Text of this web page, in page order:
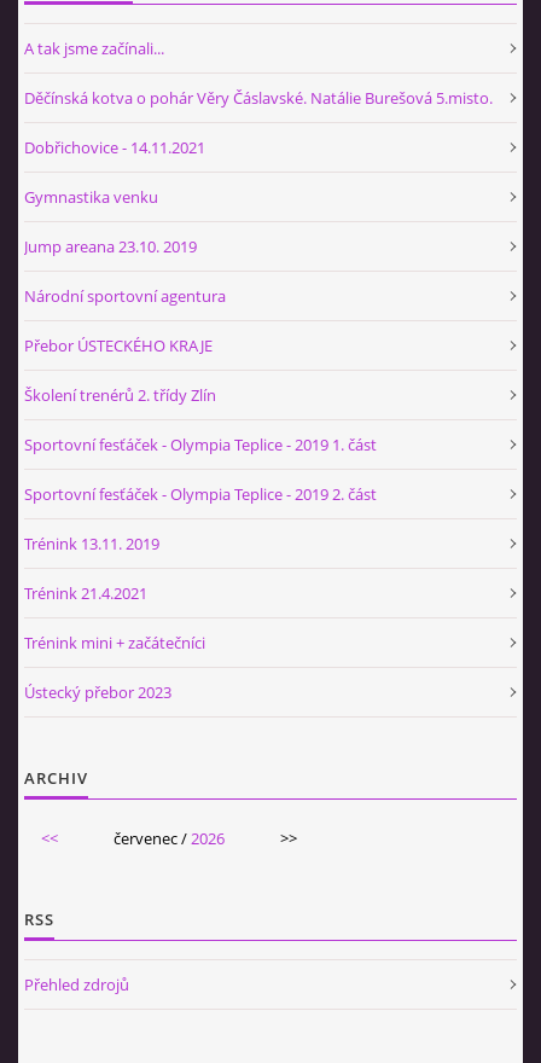
A tak jsme začínali...
Děčínská kotva o pohár Věry Čáslavské. Natálie Burešová 5.misto.
Dobřichovice - 14.11.2021
Gymnastika venku
Jump areana 23.10. 2019
Národní sportovní agentura
Přebor ÚSTECKÉHO KRAJE
Školení trenérů 2. třídy Zlín
Sportovní fesťáček - Olympia Teplice - 2019 1. část
Sportovní fesťáček - Olympia Teplice - 2019 2. část
Trénink 13.11. 2019
Trénink 21.4.2021
Trénink mini + začátečníci
Ústecký přebor 2023
ARCHIV
<< červenec /2026 >>
RSS
Přehled zdrojů